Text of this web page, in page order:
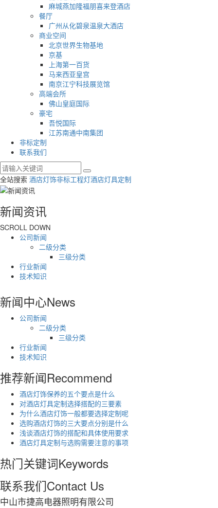
麻城燕加隆福朋喜来登酒店
餐厅
广州从化碧泉温泉大酒店
商业空间
北京世界生物基地
京基
上海第一百货
马来西亚皇宫
南京江宁科技展览馆
高端会所
佛山皇庭国际
豪宅
吾悦国际
江苏南通中南集团
非标定制
联系我们
全站搜索 酒店灯饰非标工程灯酒店灯具定制
新闻资讯
SCROLL DOWN
公司新闻
二级分类
三级分类
行业新闻
技术知识
新闻中心News
公司新闻
二级分类
三级分类
行业新闻
技术知识
推荐新闻Recommend
酒店灯饰保养的五个要点是什么
对酒店灯具定制选择搭配的三要素
为什么酒店灯饰一般都要选择定制呢
选购酒店灯饰的三大要点分别是什么
浅谈酒店灯饰的搭配和具体使用要求
酒店灯具定制与选购需要注意的事项
热门关键词Keywords
联系我们Contact Us
中山市捷高电器照明有限公司